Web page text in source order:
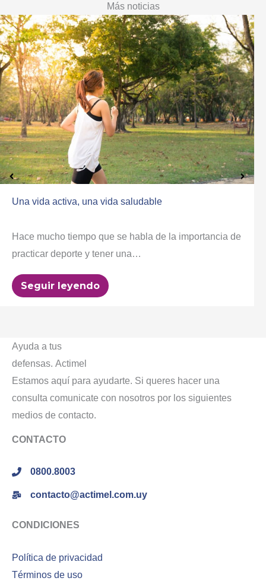
Más noticias
Una vida activa, una vida saludable
Hace mucho tiempo que se habla de la importancia de
practicar deporte y tener una…
Seguir leyendo
Ayuda a tus
defensas. Actimel
Estamos aquí para ayudarte. Si queres hacer una
consulta comunicate con nosotros por los siguientes
medios de contacto.
CONTACTO
0800.8003
contacto@actimel.com.uy
CONDICIONES
Política de privacidad
Términos de uso